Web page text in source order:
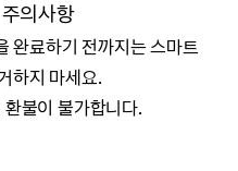
의사항
완료하기 전까지는스마트
하지 마세요.
불이 불가합니다.